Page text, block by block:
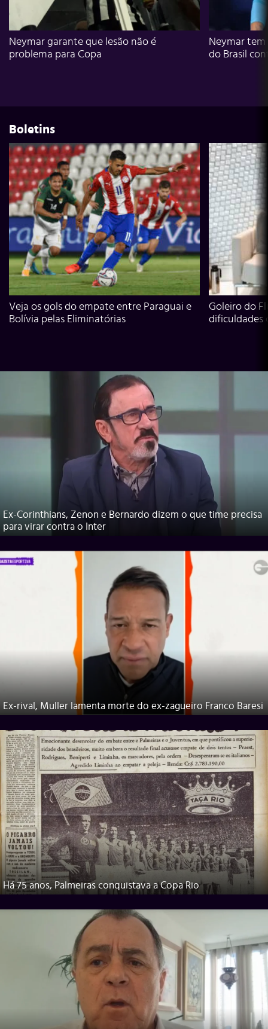
Neymar garante que lesão não é
problema para Copa
Neymar
do Brasil
Boletins
Veja os gols do empate entre Paraguai e
Bolívia pelas Eliminatórias
Goleiro do
dificuldades
Ex-Corinthians, Zenon e Bernardo dizem o que time precisa
para virar contra o Inter
Ex-rival, Muller lamenta morte do ex-zagueiro Franco Baresi
Há 75 anos, Palmeiras conquistava a Copa Rio